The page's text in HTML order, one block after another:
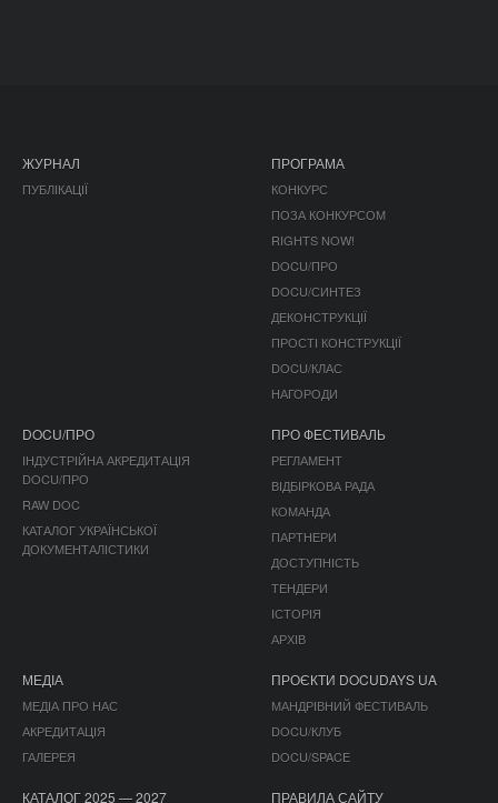
ЖУРНАЛ
ПУБЛІКАЦІЇ
ПРОГРАМА
КОНКУРС
ПОЗА КОНКУРСОМ
RIGHTS NOW!
DOCU/ПРО
DOCU/СИНТЕЗ
ДЕКОНСТРУКЦІЇ
ПРОСТІ КОНСТРУКЦІЇ
DOCU/КЛАС
НАГОРОДИ
DOCU/ПРО
ІНДУСТРІЙНА АКРЕДИТАЦІЯ
DOCU/ПРО
RAW DOC
КАТАЛОГ УКРАЇНСЬКОЇ
ДОКУМЕНТАЛІСТИКИ
ПРО ФЕСТИВАЛЬ
РЕГЛАМЕНТ
ВІДБІРКОВА РАДА
КОМАНДА
ПАРТНЕРИ
ДОСТУПНІСТЬ
ТЕНДЕРИ
ІСТОРІЯ
АРХІВ
МЕДІА
МЕДІА ПРО НАС
АКРЕДИТАЦІЯ
ГАЛЕРЕЯ
ПРОЄКТИ DOCUDAYS UA
МАНДРІВНИЙ ФЕСТИВАЛЬ
DOCU/КЛУБ
DOCU/SPACE
КАТАЛОГ 2025 — 2027 ПРАВИЛА САЙТУ